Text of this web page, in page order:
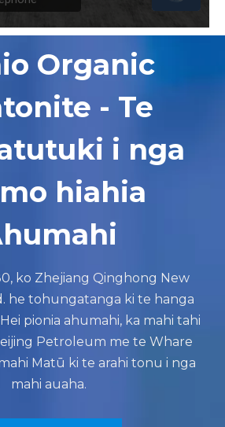
Organic
- Te
i nga
hiahia
ko Zhejiang Qinghong New
he tohungatanga ki te hanga
pionia ahumahi, ka mahi tahi
Petroleum me te Whare
Matū ki te arahi tonu i nga
mahi auaha.